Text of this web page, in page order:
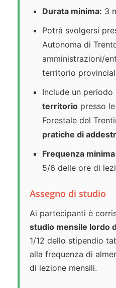
Durata minima: 3
Potrà svolgersi
Autonoma di
amministrazioni/
territorio
Include un periodo
territorio presso
Forestale del
pratiche di
Frequenza
5/6 delle ore di
Assegno di studio
Ai partecipanti è
studio mensile lordo
1/12 dello stipendio
alla frequenza di
di lezione mensili.